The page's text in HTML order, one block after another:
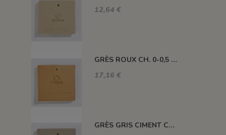
12,64 €
GRÈS ROUX CH. 0-0,5 - GECH30005 - 12,5 KG
17,16 €
GRÈS GRIS CIMENT CH. 0-0,5 - GCIMENT - 12,5 kg